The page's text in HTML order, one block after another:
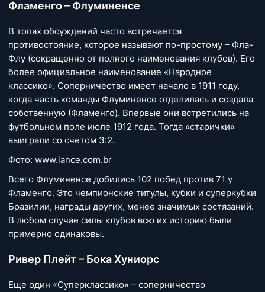
Фламенго – Флуминенсе
В топах обсуждений часто встречается
противостояние, которое называют по-простому – Фла-
Флу (сокращенно от полного наименования клубов). Его
более официальное наименование «Народное
классико». Соперничество имеет начало в 1911 году,
когда часть команды Флуминенсе отделилась и создала
собственную (Фламенго). Впервые они встретились на
футбольном поле июле 1912 года. Тогда «старички»
выиграли со счетом 3:2.
Фото: www.lance.com.br
Всего Флуминенсе добились 102 побед против 71 у
Фламенго. Это чемпионские титулы, кубки и суперкубки
Бразилии, награды других, менее значимых состязаний.
В любом случае силы клубов всю их историю были
примерно одинаковы.
Ривер Плейт – Бока Хуниорс
Еще один «Суперклассико» – соперничество